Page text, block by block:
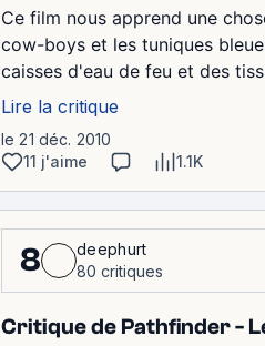
Ce film nous apprend une
cow-boys et les tuniques
caisses d'eau de feu et des
Lire la critique
le 21 déc. 2010
11 j'aime
1.1K
8
deephurt
80 critiques
Critique de Pathfinder -